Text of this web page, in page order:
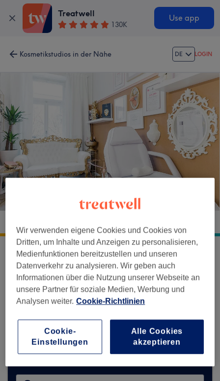
Treatwell
130K
Use app
Kosmetikstudios in der Nähe DE LOGIN
Asylstrasse 66, Zürich, Kreis 7, Hirslanden, 8032
Entschuldigung, diese Location ist
vorübergehend auf Treatwell nicht
verfügbar.
Hier findest du Vorschläge für Ähnliche
Salons, die dir gefallen können.
Finde die besten Salons in deiner Nähe
Wir verwenden eigene Cookies und Cookies von
Dritten, um Inhalte und Anzeigen zu personalisieren,
Medienfunktionen bereitzustellen und unseren
Datenverkehr zu analysieren. Wir geben auch
Informationen über die Nutzung unserer Webseite an
unsere Partner für soziale Medien, Werbung und
Analysen weiter. Cookie-Richtlinien
Alle Cookies
akzeptieren
Cookie-
Einstellungen